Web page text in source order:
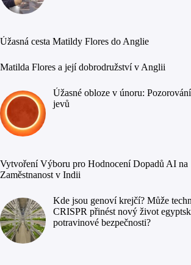
Úžasná cesta Matildy Flores do Anglie
Matilda Flores a její dobrodružství v Anglii
Úžasné obloze v únoru:
jevů
Vytvoření Výboru pro Hodnocení Dopadů AI na
Zaměstnanost v Indii
Kde jsou genoví krejčí? Může
CRISPR přinést nový život
potravinové bezpečnosti?